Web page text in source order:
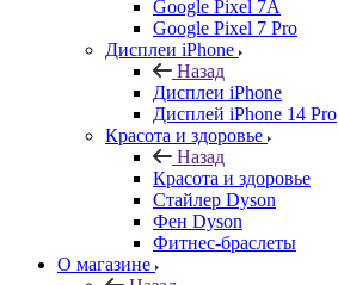
Google Pixel 7А
Google Pixel 7 Pro
Дисплеи iPhone
Назад
Дисплеи iPhone
Дисплей iPhone 14 Pro
Красота и здоровье
Назад
Красота и здоровье
Стайлер Dyson
Фен Dyson
Фитнес-браслеты
О магазине